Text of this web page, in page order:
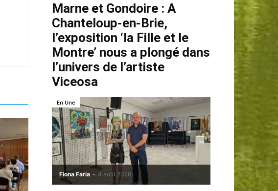
Marne et Gondoire : A
Chanteloup-en-Brie,
l’exposition ‘la Fille et le
Montre’ nous a plongé dans
l’univers de l’artiste
Viceosa
Fiona Faria - 4 août 2026
En Une